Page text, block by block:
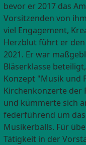
bevor er 2017 das
Vorsitzenden von
viel Engagement,
Herzblut führt er den
2021. Er war
Bläserklasse
Konzept "Musik und
Kirchenkonzerte der
und kümmerte sich
federführend um
Musikerballs. Für
Tätigkeit in der